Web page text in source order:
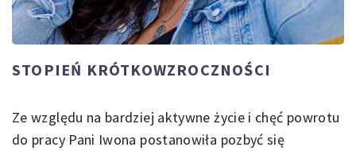
STOPIEŃ KRÓTKOWZROCZNOŚCI
Ze względu na bardziej aktywne życie i chęć powrotu
do pracy Pani Iwona postanowiła pozbyć się